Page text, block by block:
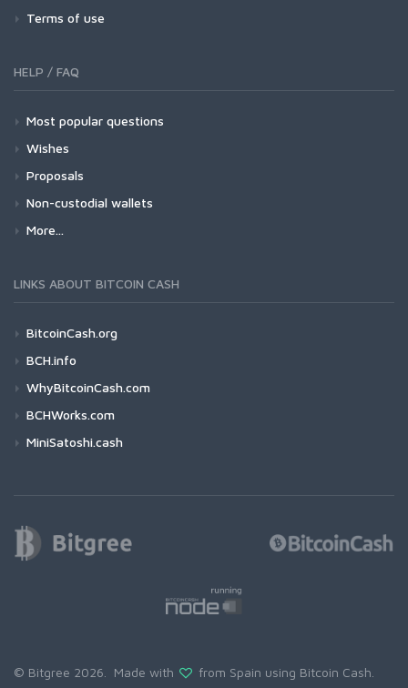
Terms of use
HELP / FAQ
Most popular questions
Wishes
Proposals
Non-custodial wallets
More...
LINKS ABOUT BITCOIN CASH
BitcoinCash.org
BCH.info
WhyBitcoinCash.com
BCHWorks.com
MiniSatoshi.cash
© Bitgree 2026. Made with from Spain using Bitcoin Cash